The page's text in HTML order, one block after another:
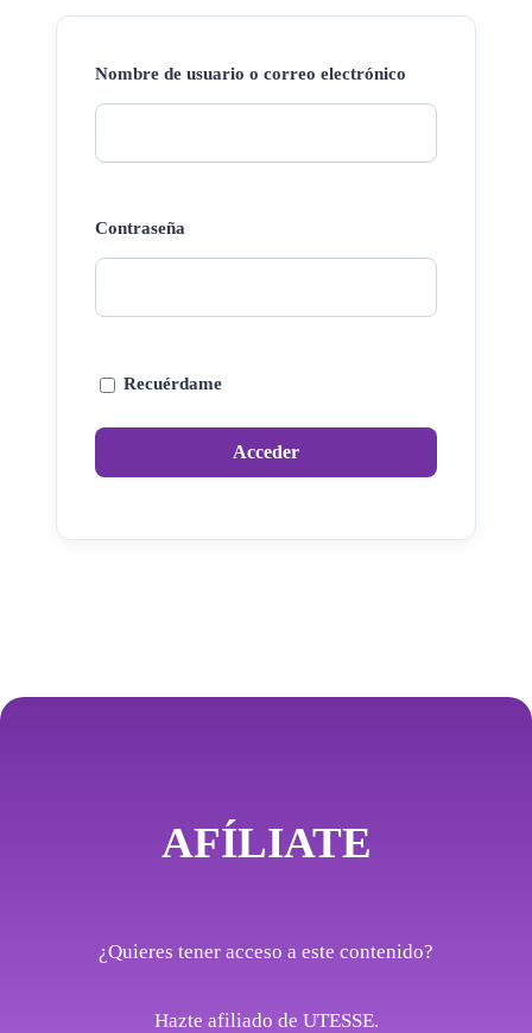
Nombre de usuario o correo electrónico
Contraseña
Recuérdame
AFÍLIATE
¿Quieres tener acceso a este contenido?
Hazte afiliado de UTESSE.